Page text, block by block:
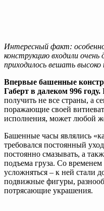
Интересный факт:
конструкцию входили
приходилось вешать высоко
Впервые башенные
Габерт в далеком 996 году.
получить не все страны, а
поражающие своей
исполнения, может любой
Башенные часы являлись
требовался постоянный
постоянно смазывать, а
подъема груза. Со
усложняться – к ней стали
подвижные фигуры,
потрясающие украшения.